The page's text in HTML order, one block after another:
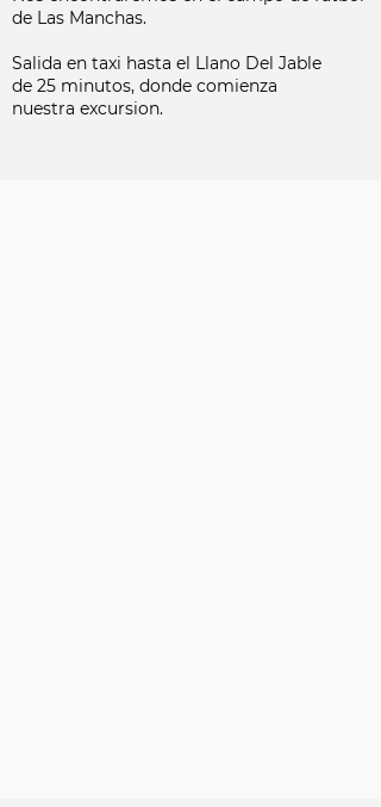
de Las Manchas.
Salida en taxi hasta el Llano Del Jable
de 25 minutos, donde comienza
nuestra excursion.